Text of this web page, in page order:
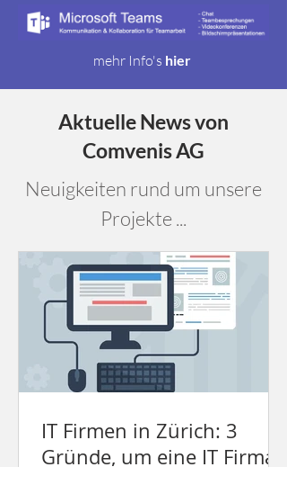
mehr Info's hier
Aktuelle News von
Comvenis AG
Neuigkeiten rund um unsere
Projekte ...
IT Firmen in Zürich: 3
Gründe, um eine IT Firma